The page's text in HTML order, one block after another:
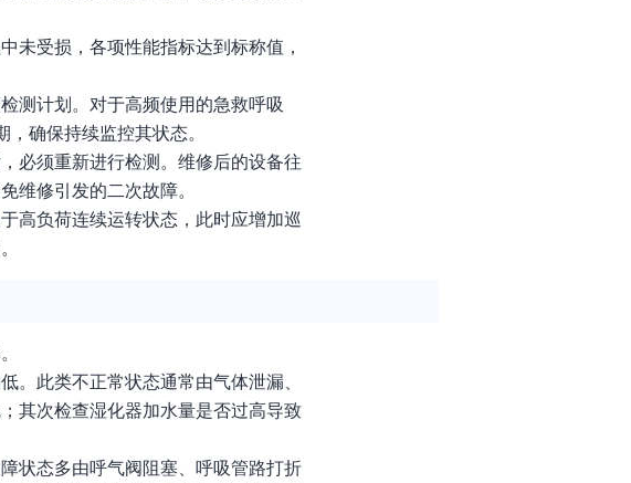
未受损，各项性能指标达到标称值，
测计划。对于高频使用的急救呼吸
确保持续监控其状态。
必须重新进行检测。维修后的设备往
维修引发的二次故障。
高负荷连续运转状态，此时应增加巡
。此类不正常状态通常由气体泄漏、
其次检查湿化器加水量是否过高导致
状态多由呼气阀阻塞、呼吸管路打折